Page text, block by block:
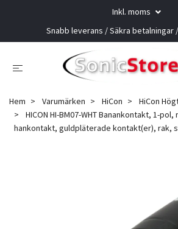
Inkl. moms
Snabb leverans / Säkra betalningar
Hem Varumärken HiCon
HiCon
HICON HI-BM07-WHT Banankontakt, 1-
hankontakt, guldpläterade kontakt(er), rak,